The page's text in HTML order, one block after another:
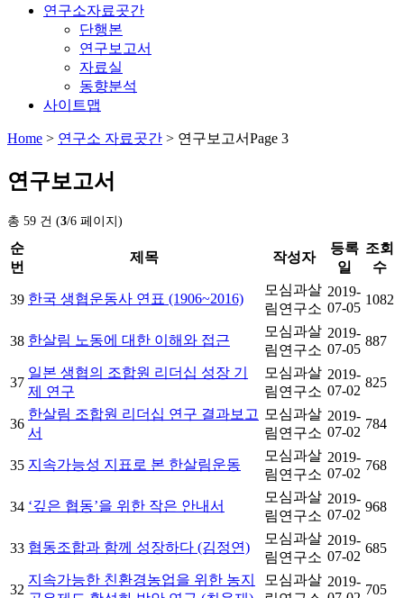
연구소자료곳간
단행본
연구보고서
자료실
동향분석
사이트맵
Home > 연구소 자료곳간 > 연구보고서Page 3
연구보고서
총 59 건 (3/6 페이지)
순
번
제목 작성자
등록
일
조회
수
39 한국 생협운동사 연표 (1906~2016)
모심과살
림연구소
2019-
07-05
1082
38 한살림 노동에 대한 이해와 접근
모심과살
림연구소
2019-
07-05
887
37
일본 생협의 조합원 리더십 성장 기
제 연구
모심과살
림연구소
2019-
07-02
825
36
한살림 조합원 리더십 연구 결과보고
서
모심과살
림연구소
2019-
07-02
784
35 지속가능성 지표로 본 한살림운동
모심과살
림연구소
2019-
07-02
768
34 ‘깊은 협동’을 위한 작은 안내서
모심과살
림연구소
2019-
07-02
968
33 협동조합과 함께 성장하다 (김정연)
모심과살
림연구소
2019-
07-02
685
32
지속가능한 친환경농업을 위한 농지
모심과살 2019-
705